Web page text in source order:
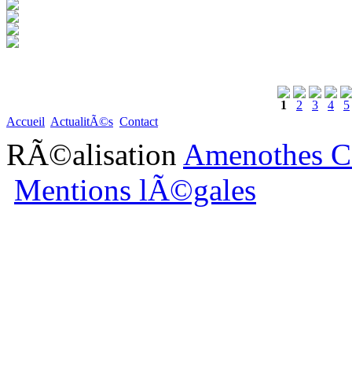
1 2 3 4
5
Accueil ActualitÃ©s Contact
RÃ©alisation Amenothes
Mentions lÃ©gales